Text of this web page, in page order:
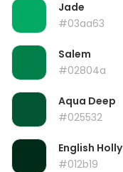
Jade
#03aa63
Salem
#02804a
Aqua Deep
#025532
English Holly
#012b19